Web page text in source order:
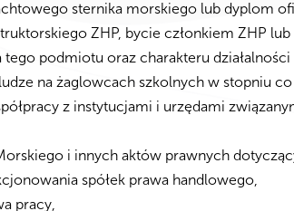
sternika morskiego lub dyplom
ZHP, bycie członkiem ZHP
podmiotu oraz charakteru
na żaglowcach szkolnych w stopniu
z instytucjami i urzędami
i innych aktów prawnych
spółek prawa handlowego,
pracy,